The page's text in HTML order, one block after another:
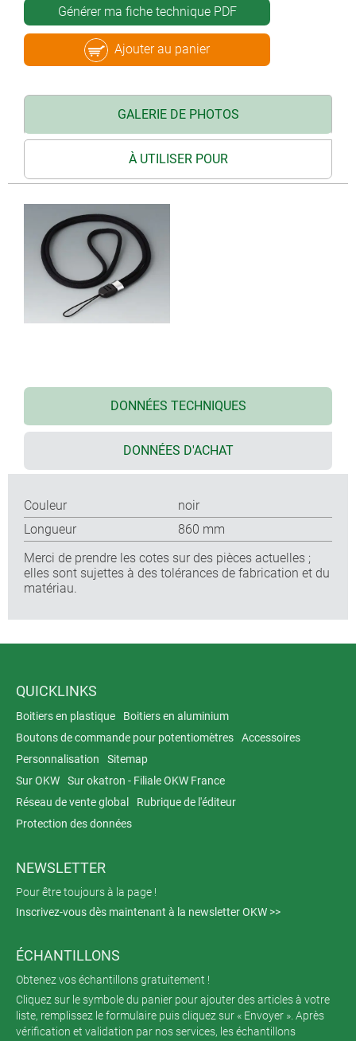
Générer ma fiche technique PDF
Ajouter au panier
GALERIE DE PHOTOS
À UTILISER POUR
DONNÉES TECHNIQUES
DONNÉES D'ACHAT
Couleur
noir
Longueur
860 mm
Merci de prendre les cotes sur des pièces actuelles ;
elles sont sujettes à des tolérances de fabrication et du
matériau.
QUICKLINKS
Boitiers en plastique
Boitiers en aluminium
Boutons de commande pour potentiomètres
Accessoires
Personnalisation
Sitemap
Sur OKW
Sur okatron - Filiale OKW France
Réseau de vente global
Rubrique de l'éditeur
Protection des données
NEWSLETTER
Pour être toujours à la page !
Inscrivez-vous dès maintenant à la newsletter OKW >>
ÉCHANTILLONS
Obtenez vos échantillons gratuitement !
Cliquez sur le symbole du panier pour ajouter des articles à votre
liste, remplissez le formulaire puis cliquez sur « Envoyer ». Après
vérification et validation par nos services, les échantillons